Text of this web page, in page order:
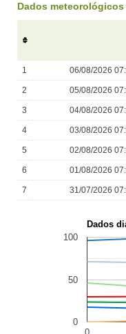
Dados
#
1 06/08/2026
2 05/08/2026
3 04/08/2026
4 03/08/2026
5 02/08/2026
6 01/08/2026
7 31/07/2026
Dados
0
50
100